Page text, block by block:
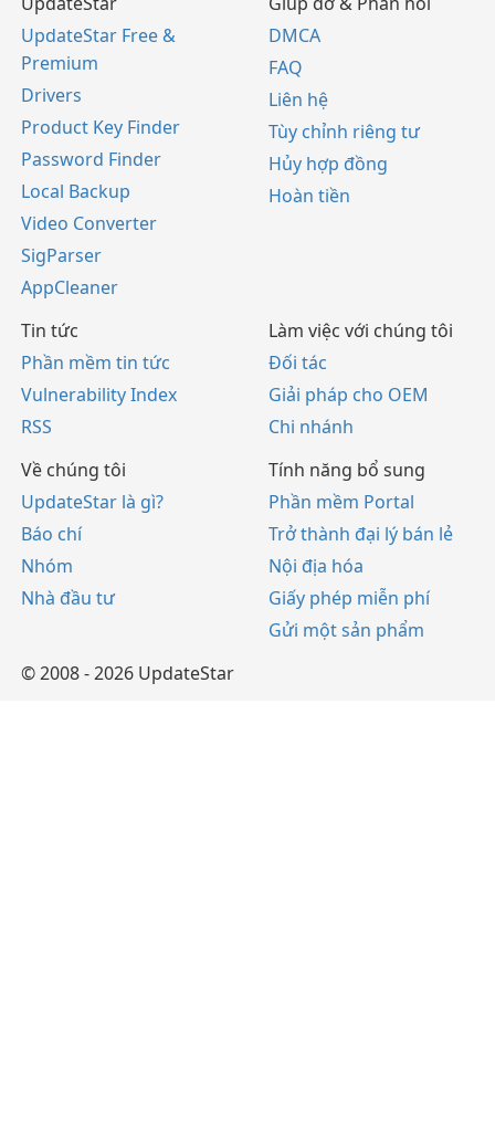
UpdateStar Free &
Premium
Drivers
Product Key Finder
Password Finder
Local Backup
Video Converter
SigParser
AppCleaner
DMCA
FAQ
Liên hệ
Tùy chỉnh riêng tư
Hủy hợp đồng
Hoàn tiền
Tin tức
Phần mềm tin tức
Vulnerability Index
RSS
Làm việc với chúng tôi
Đối tác
Giải pháp cho OEM
Chi nhánh
Về chúng tôi
UpdateStar là gì?
Báo chí
Nhóm
Nhà đầu tư
Tính năng bổ sung
Phần mềm Portal
Trở thành đại lý bán lẻ
Nội địa hóa
Giấy phép miễn phí
Gửi một sản phẩm
© 2008 - 2026 UpdateStar